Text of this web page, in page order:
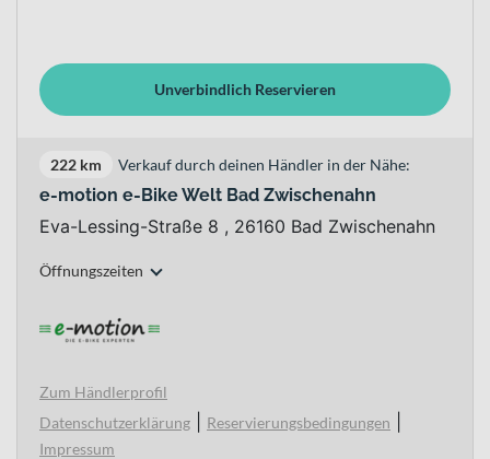
Unverbindlich Reservieren
222 km Verkauf durch deinen Händler in der Nähe:
e-motion e-Bike Welt Bad Zwischenahn
Eva-Lessing-Straße 8 , 26160 Bad Zwischenahn
Öffnungszeiten
Zum Händlerprofil
Datenschutzerklärung
Reservierungsbedingungen
Impressum